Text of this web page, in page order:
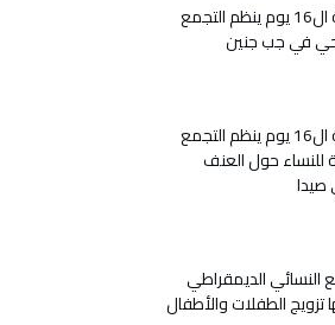
ضمن حملة ال16 يوم ينظم التجمع
في جب جنين
ضمن حملة ال16 يوم ينظم التجمع
للنساء حول العنف
النسائي الديمقراطي
تزويج الطفلات والأطفال